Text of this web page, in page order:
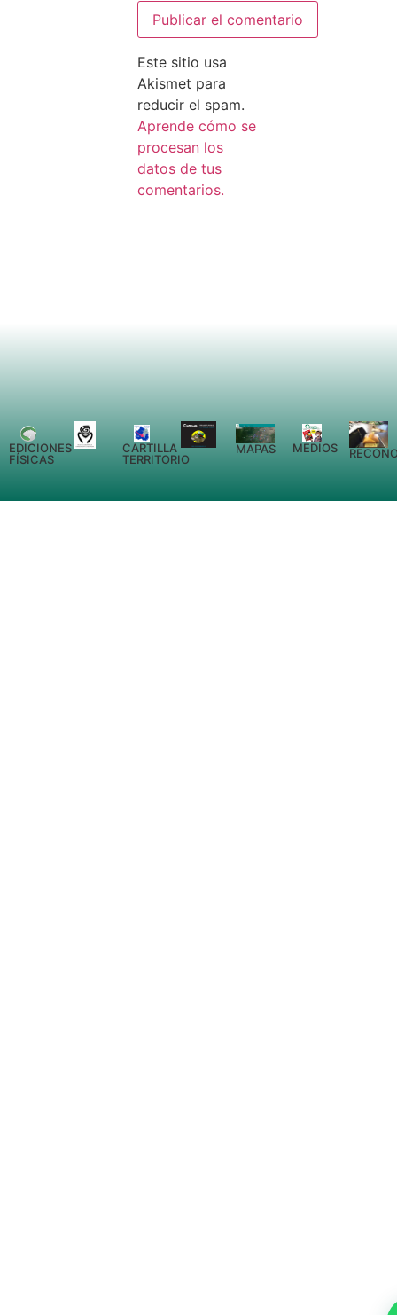
Este sitio usa
Akismet para
reducir el spam.
Aprende cómo se
procesan los
datos de tus
comentarios.
EDICIONES
FÍSICAS
CARTILLA
TERRITORIO
MAPAS MEDIOS